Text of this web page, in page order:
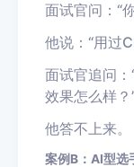
面试官问：“
他说：“用过
面试官追问
效果怎么样？
他答不上来。
案例B：AI型选